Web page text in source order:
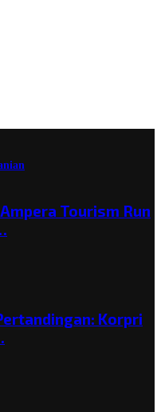
Tourism Run
Korpri